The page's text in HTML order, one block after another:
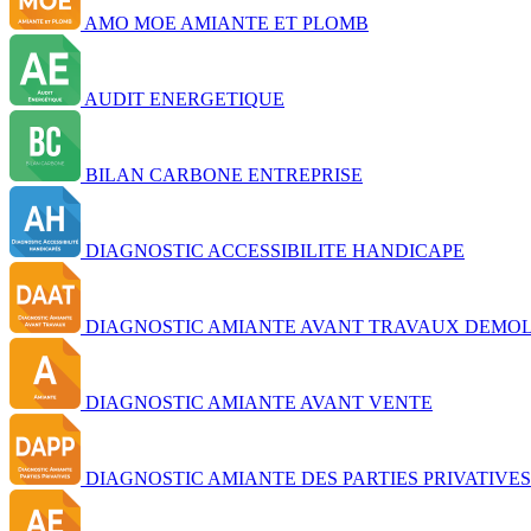
AMO MOE AMIANTE ET PLOMB
AUDIT ENERGETIQUE
BILAN CARBONE ENTREPRISE
DIAGNOSTIC ACCESSIBILITE HANDICAPE
DIAGNOSTIC AMIANTE AVANT TRAVAUX
DIAGNOSTIC AMIANTE AVANT VENTE
DIAGNOSTIC AMIANTE DES PARTIES PRIVATIVES